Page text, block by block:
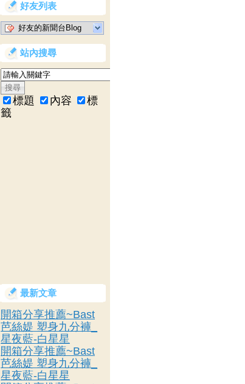
好友列表
好友的新聞台Blog
站內搜尋
標題 內容
標
籤
最新文章
開箱分享推薦~Bast
芭絲媞 塑身九分褲_
星夜藍-白星星
開箱分享推薦~Bast
芭絲媞 塑身九分褲_
星夜藍-白星星